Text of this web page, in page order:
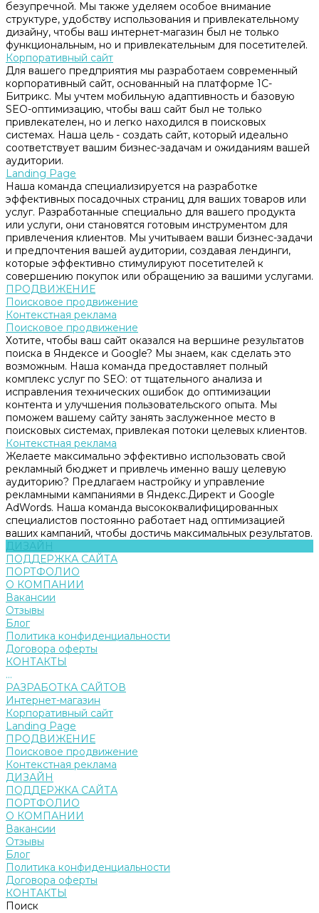
безупречной. Мы также уделяем особое внимание
структуре, удобству использования и привлекательному
дизайну, чтобы ваш интернет-магазин был не только
функциональным, но и привлекательным для посетителей.
Корпоративный сайт
Для вашего предприятия мы разработаем современный
корпоративный сайт, основанный на платформе 1С-
Битрикс. Мы учтем мобильную адаптивность и базовую
SEO-оптимизацию, чтобы ваш сайт был не только
привлекателен, но и легко находился в поисковых
системах. Наша цель - создать сайт, который идеально
соответствует вашим бизнес-задачам и ожиданиям вашей
аудитории.
Landing Page
Наша команда специализируется на разработке
эффективных посадочных страниц для ваших товаров или
услуг. Разработанные специально для вашего продукта
или услуги, они становятся готовым инструментом для
привлечения клиентов. Мы учитываем ваши бизнес-задачи
и предпочтения вашей аудитории, создавая лендинги,
которые эффективно стимулируют посетителей к
совершению покупок или обращению за вашими услугами.
ПРОДВИЖЕНИЕ
Поисковое продвижение
Контекстная реклама
Поисковое продвижение
Хотите, чтобы ваш сайт оказался на вершине результатов
поиска в Яндексе и Google? Мы знаем, как сделать это
возможным. Наша команда предоставляет полный
комплекс услуг по SEO: от тщательного анализа и
исправления технических ошибок до оптимизации
контента и улучшения пользовательского опыта. Мы
поможем вашему сайту занять заслуженное место в
поисковых системах, привлекая потоки целевых клиентов.
Контекстная реклама
Желаете максимально эффективно использовать свой
рекламный бюджет и привлечь именно вашу целевую
аудиторию? Предлагаем настройку и управление
рекламными кампаниями в Яндекс.Директ и Google
AdWords. Наша команда высококвалифицированных
специалистов постоянно работает над оптимизацией
ваших кампаний, чтобы достичь максимальных результатов.
ДИЗАЙН
ПОДДЕРЖКА САЙТА
ПОРТФОЛИО
О КОМПАНИИ
Вакансии
Отзывы
Блог
Политика конфиденциальности
Договора оферты
КОНТАКТЫ
...
РАЗРАБОТКА САЙТОВ
Интернет-магазин
Корпоративный сайт
Landing Page
ПРОДВИЖЕНИЕ
Поисковое продвижение
Контекстная реклама
ДИЗАЙН
ПОДДЕРЖКА САЙТА
ПОРТФОЛИО
О КОМПАНИИ
Вакансии
Отзывы
Блог
Политика конфиденциальности
Договора оферты
КОНТАКТЫ
Поиск